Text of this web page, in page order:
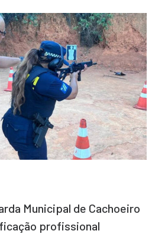
Municipal de Cachoeiro
profissional